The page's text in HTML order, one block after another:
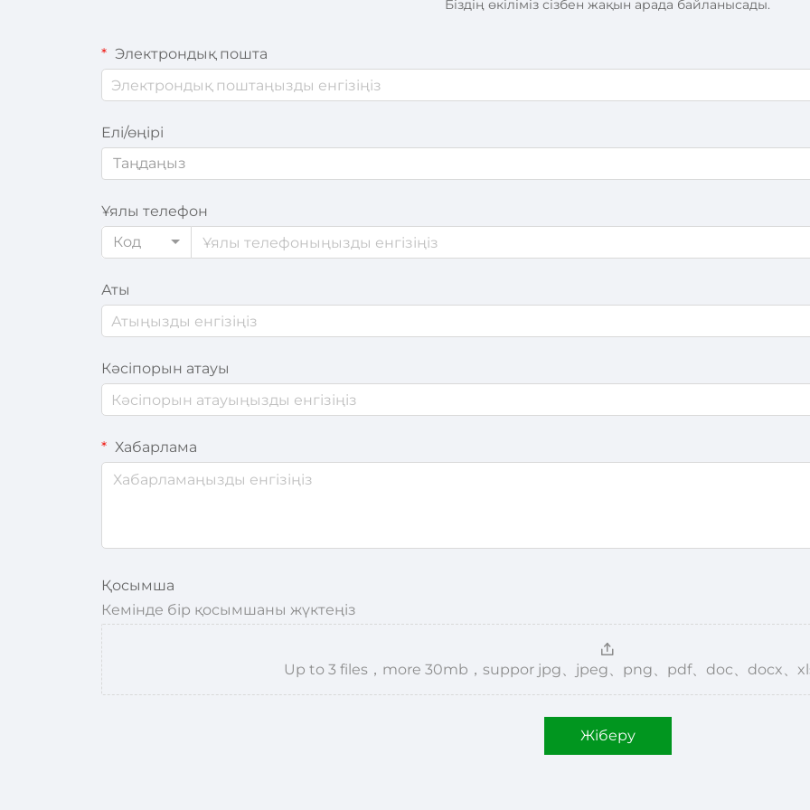
Біздің өкіліміз сізбен жақын арада байланысады.
Электрондық пошта
Елі/өңірі
Таңдаңыз
Ұялы телефон
Код
Аты
Кәсіпорын атауы
Хабарлама
Қосымша
Кемінде бір қосымшаны жүктеңіз
Up to 3 files，more 30mb，suppor jpg、jpeg、png、pdf、doc、docx、
Жіберу